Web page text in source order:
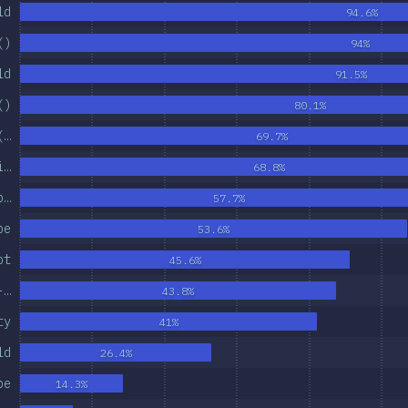
14.3%
26.4%
41%
43.8%
45.6%
53.6%
57.7%
68.8%
69.7%
80.1%
91.5%
94%
94.6%